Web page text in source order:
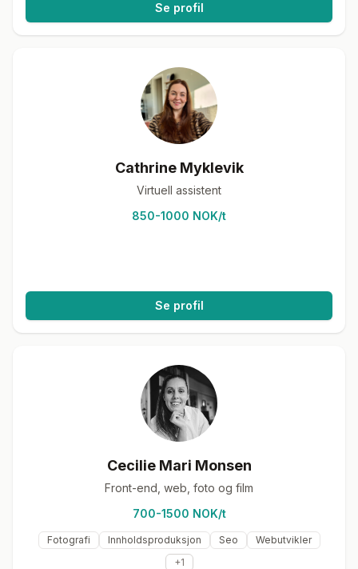
Se profil
Cathrine Myklevik
Virtuell assistent
850-1000 NOK/t
Se profil
Cecilie Mari Monsen
Front-end, web, foto og film
700-1500 NOK/t
Fotografi Innholdsproduksjon Seo
Webutvikler
+1